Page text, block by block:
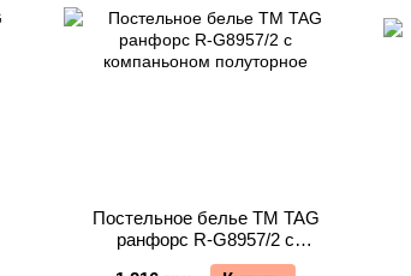
Постельное белье TM TAG
ранфорс R-G8957/2 с
компаньоном полуторное